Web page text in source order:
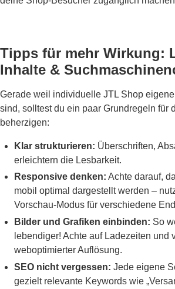
Tipps für mehr Wirkung:
Inhalte &
Gerade weil individuelle JTL Shop
sind, solltest du ein paar Grundregeln für
beherzigen:
Klar strukturieren: Überschriften,
erleichtern die Lesbarkeit.
Responsive denken: Achte darauf,
mobil optimal dargestellt werden –
Vorschau-Modus für verschiedene
Bilder und Grafiken einbinden: So
lebendiger! Achte auf Ladezeiten und
weboptimierter Auflösung.
SEO nicht vergessen: Jede eigene
gezielt relevante Keywords wie